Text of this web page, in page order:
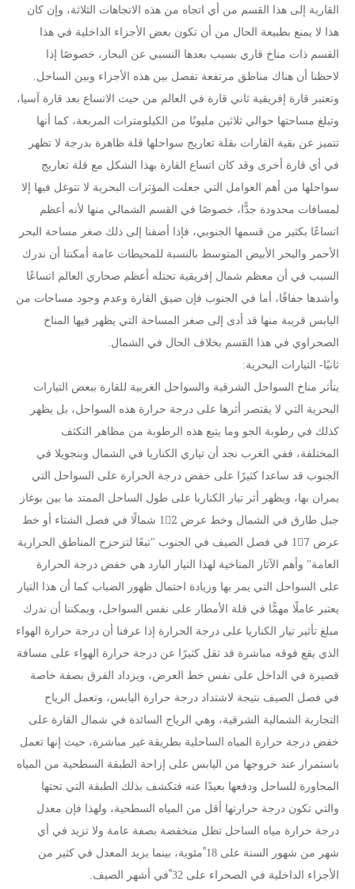
القارية إلى هذا القسم من أي اتجاه من هذه الاتجاهات الثلاثة، وإن كان
هذا لا يمنع بطبيعة الحال من أن تكون بعض الأجزاء الداخلية في هذا
القسم ذات مناخ قاري بسبب بعدها النسبي عن البحار، خصوصًا إذا
لاحظنا أن هناك مناطق مرتفعة تفصل بين هذه الأجزاء وبين الساحل.
وتعتبر قارة إفريقية ثاني قارة في العالم من حيث الاتساع بعد قارة آسيا،
وتبلغ مساحتها حوالي ثلاثين مليونًا من الكيلومترات المربعة، كما أنها
تتميز عن بقية القارات بقلة تعاريج سواحلها قلة ظاهرة بدرجة لا تظهر
في أي قارة أخرى وقد كان اتساع القارة بهذا الشكل مع قلة تعاريج
سواحلها من أهم العوامل التي جعلت المؤثرات البحرية لا تتوغل فيها إلا
لمسافات محدودة جدًّا، خصوصًا في القسم الشمالي منها لأنه أعظم
اتساعًا بكثير من قسمها الجنوبي، فإذا أضفنا إلى ذلك صغر مساحة البحر
الأحمر والبحر الأبيض المتوسط بالنسبة للمحيطات عامة أمكننا أن ندرك
السبب في أن معظم شمال إفريقية تحتله أعظم صحاري العالم اتساعًا
وأشدها جفافًا، أما في الجنوب فإن ضيق القارة وعدم وجود مساحات من
اليابس قريبة منها قد أدى إلى صغر المساحة التي يظهر فيها المناخ
الصحراوي في هذا القسم بخلاف الحال في الشمال.
ثانيًا- التيارات البحرية:
يتأثر مناخ السواحل الشرقية والسواحل الغربية للقارة ببعض التيارات
البحرية التي لا يقتصر أثرها على درجة حرارة هذه السواحل، بل يظهر
كذلك في رطوبة الجو وما يتبع هذه الرطوبة من مظاهر التكثف
المختلفة، ففي الغرب نجد أن تياري الكناريا في الشمال وبنجويلا في
الجنوب قد ساعدا كثيرًا على خفض درجة الحرارة على السواحل التي
يمران بها، ويظهر أثر تيار الكناريا على طول الساحل الممتد ما بين بوغاز
جبل طارق في الشمال وخط عرض 12ْ شمالًا في فصل الشتاء أو خط
عرض 17ْ في فصل الصيف في الجنوب "تبعًا لتزحزح المناطق الحرارية
العامة" وأهم الآثار المناخية لهذا التيار البارد هي خفض درجة الحرارة
على السواحل التي يمر بها وزيادة احتمال ظهور الضباب كما أن هذا التيار
يعتبر عاملًا مهمًّا في قلة الأمطار على نفس السواحل، ويمكننا أن ندرك
مبلغ تأثير تيار الكناريا على درجة الحرارة إذا عرفنا أن درجة حرارة الهواء
الذي يقع فوقه مباشرة قد تقل كثيرًا عن درجة حرارة الهواء على مسافة
قصيرة في الداخل على نفس خط العرض، ويزداد الفرق بصفة خاصة
في فصل الصيف نتيجة لاشتداد درجة حرارة اليابس، وتعمل الرياح
التجارية الشمالية الشرقية، وهي الرياح السائدة في شمال القارة على
خفض درجة حرارة المياه الساحلية بطريقة غير مباشرة، حيث إنها تعمل
باستمرار عند خروجها من اليابس على إزاحة الطبقة السطحية من المياه
المجاورة للساحل ودفعها بعيدًا عنه فتكشف بذلك الطبقة التي تحتها
والتي تكون درجة حرارتها أقل من المياه السطحية، ولهذا فإن معدل
درجة حرارة مياه الساحل تظل منخفضة بصفة عامة ولا تزيد في أي
شهر من شهور السنة على 18 ْمئوية، بينما يزيد المعدل في كثير من
الأجزاء الداخلية في الصحراء على 32 ْفي أشهر الصيف.